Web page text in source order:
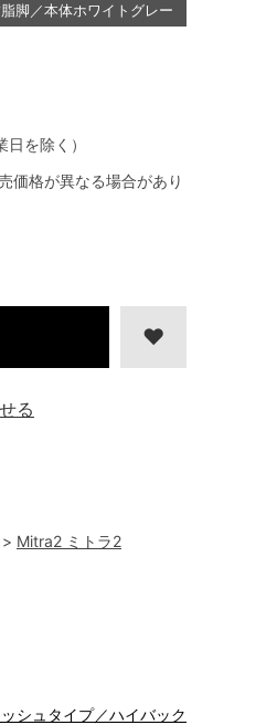
> Mitra2 ミトラ2
価格が異なる場合があり
を除く）
脚／本体ホワイトグレー
シュタイプ／ハイバック
る